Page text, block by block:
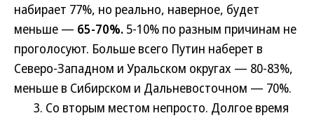
набирает 77%, но реально, наверное, будет
меньше — 65-70%. 5-10% по разным причинам не
проголосуют. Больше всего Путин наберет в
Северо-Западном и Уральском округах — 80-83%,
меньше в Сибирском и Дальневосточном — 70%.
3. Со вторым местом непросто. Долгое время